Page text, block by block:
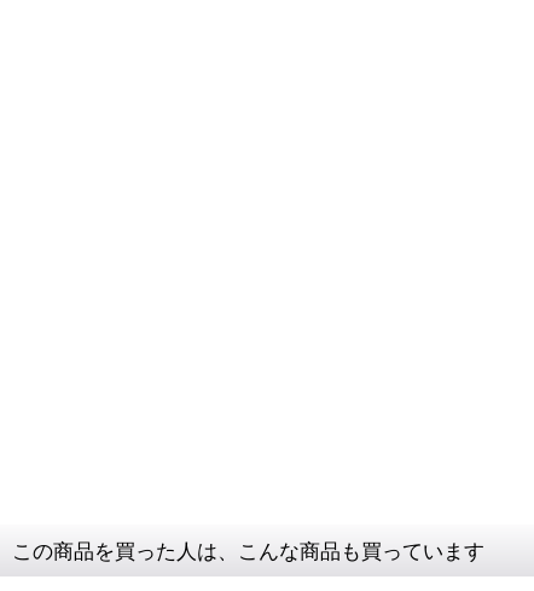
この商品を買った人は、こんな商品も買っています